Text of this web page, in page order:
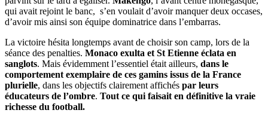
qui avait rejoint le banc, s’en voulait d’avoir manquer deux occases,
d’avoir mis ainsi son équipe dominatrice dans l’embarras.
La victoire hésita longtemps avant de choisir son camp, lors de la
séance des penalties. Monaco exulta et St Etienne éclata en
sanglots. Mais évidemment l’essentiel était ailleurs, dans le
comportement exemplaire de ces gamins issus de la France
plurielle, dans les objectifs clairement affichés par leurs
éducateurs de l’ombre. Tout ce qui faisait en définitive la vraie
richesse du football.